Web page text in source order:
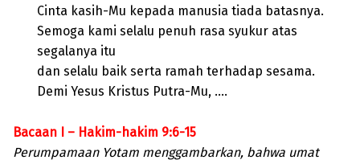
Cinta kasih-Mu kepada manusia tiada batasnya.
Semoga kami selalu penuh rasa syukur atas
segalanya itu
dan selalu baik serta ramah terhadap sesama.
Demi Yesus Kristus Putra-Mu, ….
Bacaan I – Hakim-hakim 9:6-15
Perumpamaan Yotam menggambarkan, bahwa umat